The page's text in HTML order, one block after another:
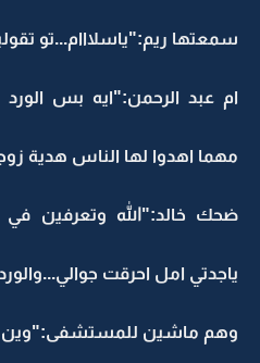
سمعتها ريم:"ياسلااام...تو
ام عبد الرحمن:"ايه بس الورد
مهما اهدوا لها الناس هدية
ضحك خالد:"الله وتعرفين في
ياجدتي امل احرقت
وهم ماشين